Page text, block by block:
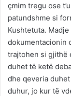
çmim tregu ose
patundshme si
Kushtetuta.
dokumentacionin
trajtohen si gjithë
duhet të ketë
dhe qeveria
duhur, jo kur të